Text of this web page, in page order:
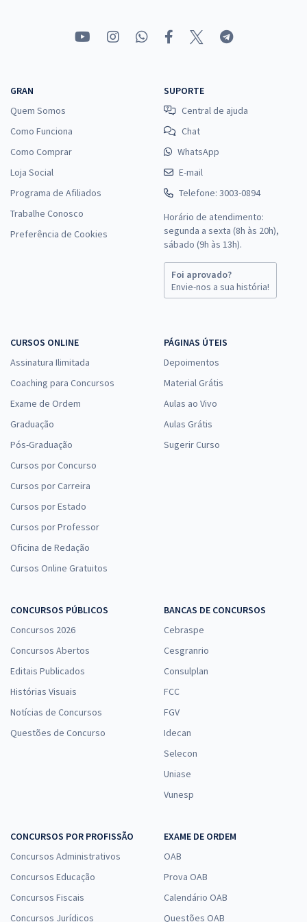
Desenvolvimento Infantil - (Creche)
à vista
R$29,52
Economize R$ 88,56 (-20%)
Comprar
Prefeitura de João Alfredo - PE - SEMEC - Auxiliar de Crianças
Portadora de Necessidade Especiais
à vista
22,32
R$22,32
Economize R$ 66,96 (-20%)
Prefeitura de João Alfredo - PE - SEMEC - Psicopedagogo
Comprar
Prefeitura de João Alfredo - PE - SEMEC - Pedagogo
à vista
R$29,52
Economize R$ 88,56 (-20%)
Comprar
à vista
Economize R$ 66,96 (-20%)
GRAN
Quem Somos
Como Funciona
Como Comprar
Loja Social
Programa de Afiliados
Trabalhe Conosco
Preferência de Cookies
SUPORTE
Central de ajuda
Chat
WhatsApp
E-mail
Telefone: 3003-0894
Horário de atendimento:
segunda a sexta (8h às 20h),
sábado (9h às 13h).
Foi aprovado?
Envie-nos a sua história!
CURSOS ONLINE
Assinatura Ilimitada
Coaching para Concursos
Exame de Ordem
Graduação
Pós-Graduação
Cursos por Concurso
Cursos por Carreira
Cursos por Estado
Cursos por Professor
Oficina de Redação
Cursos Online Gratuitos
PÁGINAS ÚTEIS
Depoimentos
Material Grátis
Aulas ao Vivo
Aulas Grátis
Sugerir Curso
CONCURSOS PÚBLICOS
Concursos 2026
Concursos Abertos
Editais Publicados
Histórias Visuais
Notícias de Concursos
Questões de Concurso
BANCAS DE CONCURSOS
Cebraspe
Cesgranrio
Consulplan
FCC
FGV
Idecan
Selecon
Uniase
Vunesp
CONCURSOS POR PROFISSÃO
Concursos Administrativos
Concursos Educação
Concursos Fiscais
Concursos Jurídicos
EXAME DE ORDEM
OAB
Prova OAB
Calendário OAB
Questões OAB